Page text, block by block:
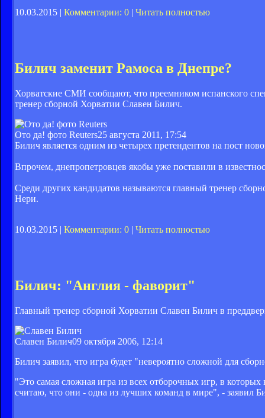
10.03.2015 | Комментарии: 0 | Читать полностью
Билич заменит Рамоса в Днепре?
Хорватские СМИ сообщают, что преемником испанского
тренер сборной Хорватии Славен Билич.
Ото да! фото Reuters25 августа 2011, 17:54
Билич является одним из четырех претендентов на пост
Впрочем, днепропетровцев якобы уже поставили в
Среди других кандидатов называются главный тренер
Нери.
10.03.2015 | Комментарии: 0 | Читать полностью
Билич: "Англия - фаворит"
Главный тренер сборной Хорватии Славен Билич в
Славен Билич09 октября 2006, 12:14
Билич заявил, что игра будет "невероятно сложной для
"Это самая сложная игра из всех отборочных игр, в
считаю, что они - одна из лучших команд в мире", - заявил